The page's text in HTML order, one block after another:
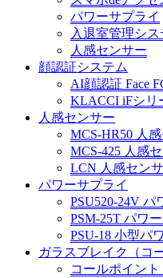
パワーサプライ
入退室管理シス
人感センサー
顔認証システム
AI顔認証 Face
KLACCI iFシリ
人感センサー
MCS-HR50 人
MCS-425 人感
LCN 人感セン
パワーサプライ
PSU520-24V パ
PSM-25T パワ
PSU-18 小型パ
ガラスブレイク（コ
コールポイン